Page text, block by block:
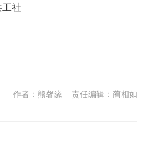
社
作者：熊馨缘 责任编辑：蔺相如